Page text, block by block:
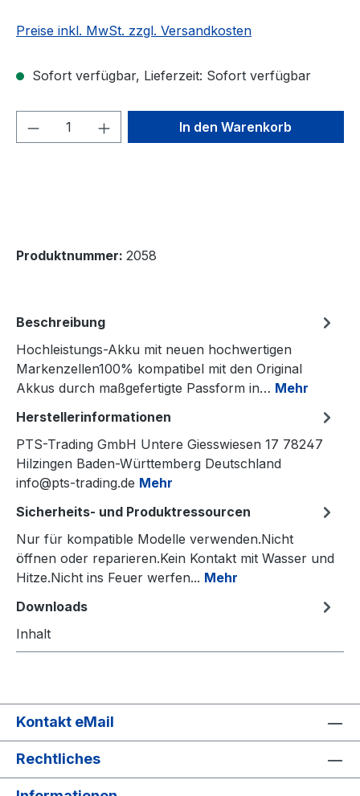
Preise inkl. MwSt. zzgl. Versandkosten
Sofort verfügbar, Lieferzeit: Sofort verfügbar
Produkt Anzahl: Gib denIn den Warenkorb
Produktnummer: 2058
Beschreibung
Hochleistungs-Akku mit neuen hochwertigen
Markenzellen100% kompatibel mit den Original
Akkus durch maßgefertigte Passform in… Mehr
Herstellerinformationen
PTS-Trading GmbH Untere Giesswiesen 17 78247
Hilzingen Baden-Württemberg Deutschland
info@pts-trading.de Mehr
Sicherheits- und Produktressourcen
Nur für kompatible Modelle verwenden.Nicht
öffnen oder reparieren.Kein Kontakt mit Wasser und
Hitze.Nicht ins Feuer werfen... Mehr
Downloads
Inhalt
Kontakt eMail
Rechtliches